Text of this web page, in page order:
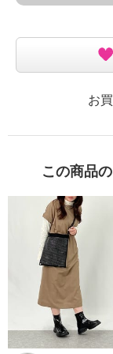
お
この商品